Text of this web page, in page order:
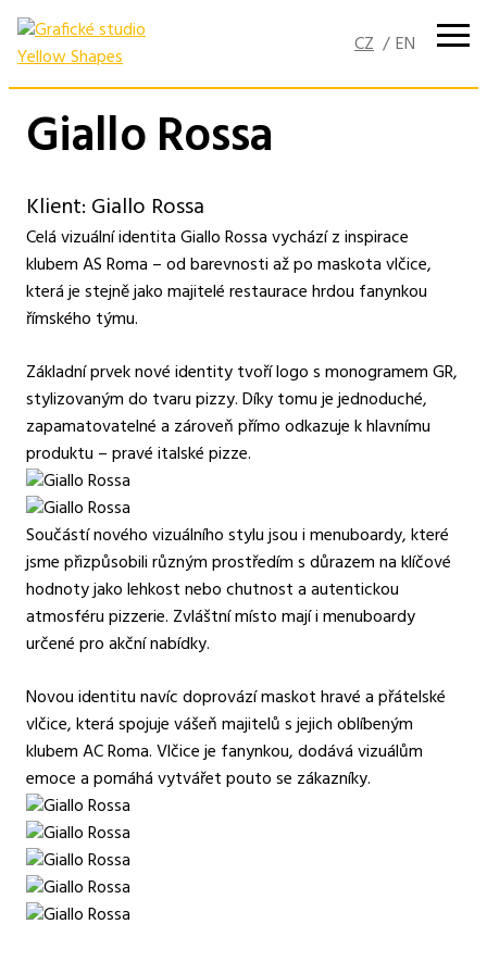
Přejít
obsahu
Giallo Rossa
Klient: Giallo Rossa
Celá vizuální identita Giallo Rossa vychází z inspirace
klubem AS Roma – od barevnosti až po maskota vlčice,
která je stejně jako majitelé restaurace hrdou fanynkou
římského týmu.
Základní prvek nové identity tvoří logo s monogramem GR,
stylizovaným do tvaru pizzy. Díky tomu je jednoduché,
zapamatovatelné a zároveň přímo odkazuje k hlavnímu
produktu – pravé italské pizze.
Součástí nového vizuálního stylu jsou i menuboardy, které
jsme přizpůsobili různým prostředím s důrazem na klíčové
hodnoty jako lehkost nebo chutnost a autentickou
atmosféru pizzerie. Zvláštní místo mají i menuboardy
určené pro akční nabídky.
Novou identitu navíc doprovází maskot hravé a přátelské
vlčice, která spojuje vášeň majitelů s jejich oblíbeným
klubem AC Roma. Vlčice je fanynkou, dodává vizuálům
emoce a pomáhá vytvářet pouto se zákazníky.